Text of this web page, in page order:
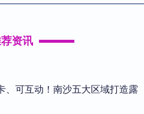
资讯
、可互动！南沙五大区域打造露